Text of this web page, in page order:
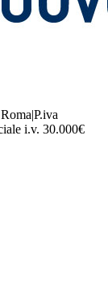
|P.iva
i.v. 30.000€